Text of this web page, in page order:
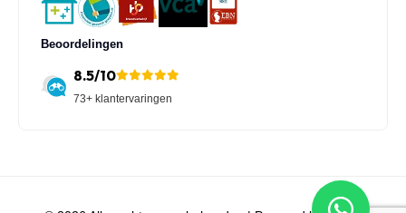
Beoordelingen
8.5/10
73+ klantervaringen